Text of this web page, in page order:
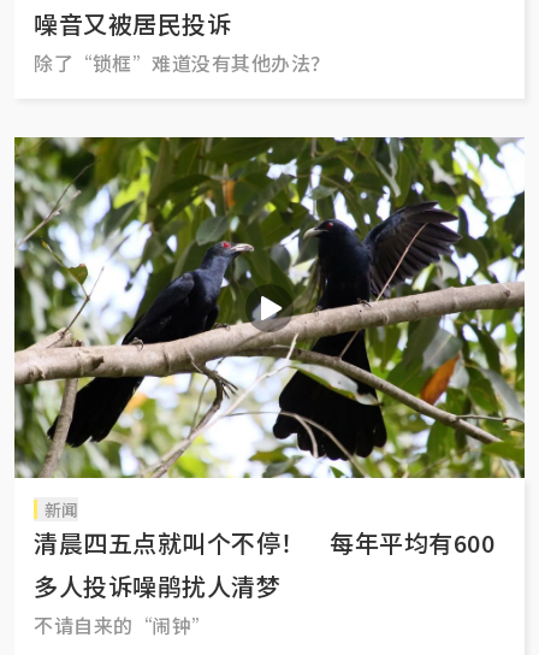
噪音又被居民投诉
除了“锁框”难道没有其他办法？
新闻
清晨四五点就叫个不停！ 每年平均有600
多人投诉噪鹃扰人清梦
不请自来的“闹钟”